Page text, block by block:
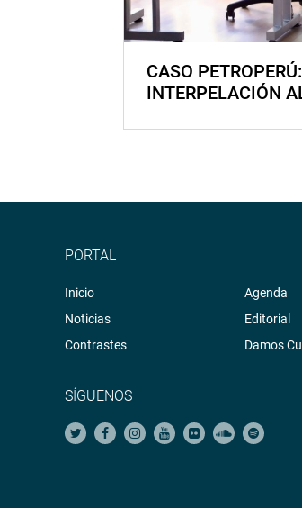
CASO
INTERPELACIÓN
PORTAL
Inicio
Noticias
Contrastes
Agenda
Editorial
Damos
SÍGUENOS